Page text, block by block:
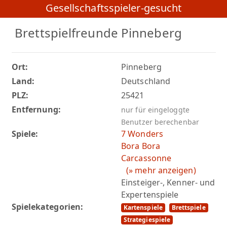
Gesellschaftsspieler-gesucht
Brettspielfreunde Pinneberg
Ort:
Pinneberg
Land:
Deutschland
PLZ:
25421
Entfernung:
nur für eingeloggte
Benutzer berechenbar
Spiele:
7 Wonders
Bora Bora
Carcassonne
(» mehr anzeigen)
Einsteiger-, Kenner- und
Expertenspiele
Spielekategorien:
Kartenspiele
Brettspiele
Strategiespiele